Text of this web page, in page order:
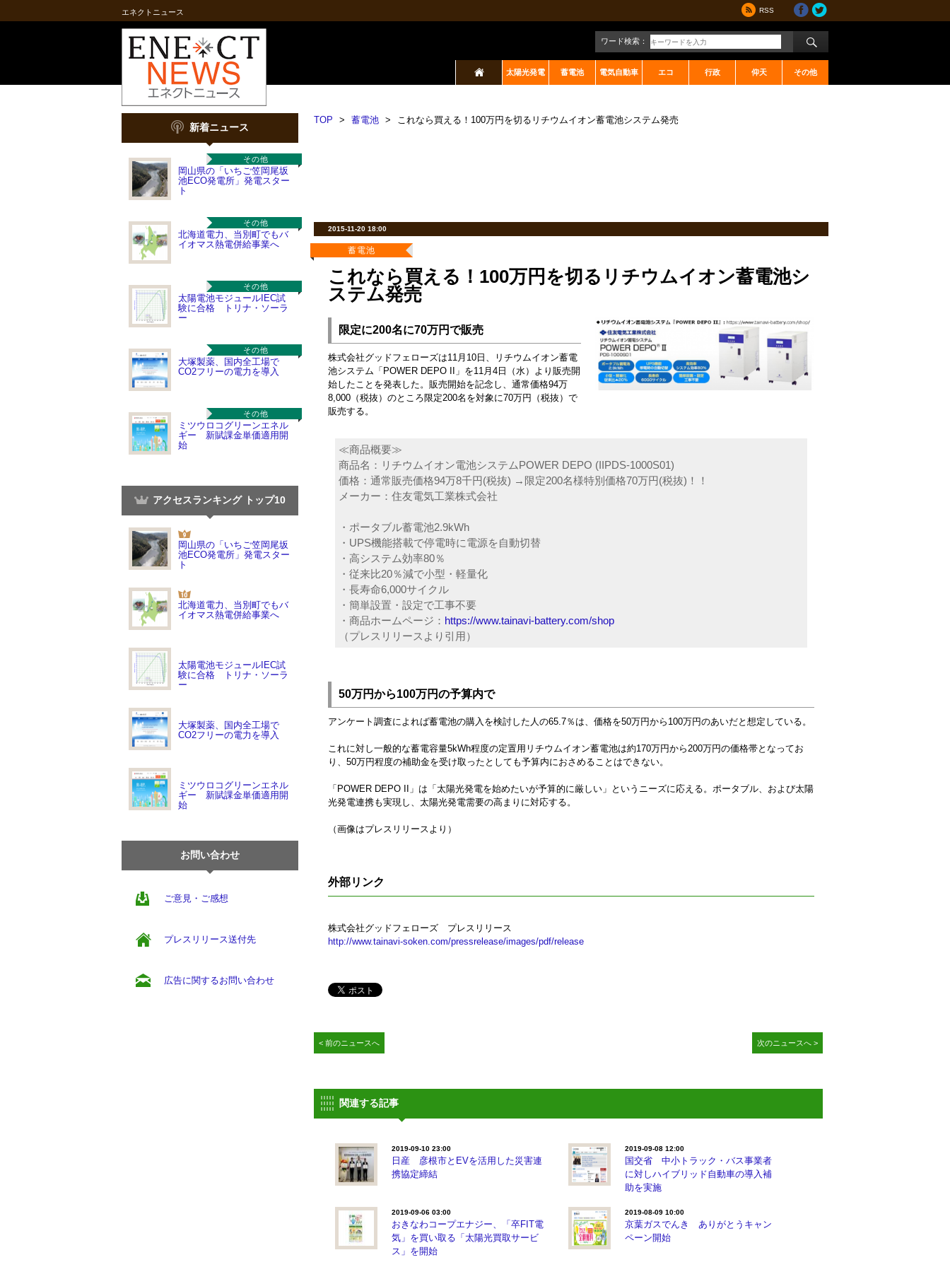
エネクトニュース RSS
ワード検索：
太陽光発電 蓄電池 電気自動車 エコ 行政 仰天 その他
新着ニュース
その他
岡山県の「いちご笠岡尾坂
池ECO発電所」発電スター
ト
その他
北海道電力、当別町でもバ
イオマス熱電併給事業へ
その他
太陽電池モジュールIEC試
験に合格 トリナ・ソーラ
ー
その他
大塚製薬、国内全工場で
CO2フリーの電力を導入
その他
ミツウロコグリーンエネル
ギー 新賦課金単価適用開
始
アクセスランキング トップ10
岡山県の「いちご笠岡尾坂
池ECO発電所」発電スター
ト
北海道電力、当別町でもバ
イオマス熱電併給事業へ
太陽電池モジュールIEC試
験に合格 トリナ・ソーラ
ー
大塚製薬、国内全工場で
CO2フリーの電力を導入
ミツウロコグリーンエネル
ギー 新賦課金単価適用開
始
お問い合わせ
ご意見・ご感想
プレスリリース送付先
広告に関するお問い合わせ
TOP > 蓄電池 > これなら買える！100万円を切るリチウムイオン蓄電池システム発売
2015-11-20 18:00
蓄電池
これなら買える！100万円を切るリチウムイオン蓄電池シ
ステム発売
限定に200名に70万円で販売
株式会社グッドフェローズは11月10日、リチウムイオン蓄電
池システム「POWER DEPO II」を11月4日（水）より販売開
始したことを発表した。販売開始を記念し、通常価格94万
8,000（税抜）のところ限定200名を対象に70万円（税抜）で
販売する。
≪商品概要≫
商品名：リチウムイオン電池システムPOWER DEPO (IIPDS-1000S01)
価格：通常販売価格94万8千円(税抜) →限定200名様特別価格70万円(税抜)！！
メーカー：住友電気工業株式会社
・ポータブル蓄電池2.9kWh
・UPS機能搭載で停電時に電源を自動切替
・高システム効率80％
・従来比20％減で小型・軽量化
・長寿命6,000サイクル
・簡単設置・設定で工事不要
・商品ホームページ： https://www.tainavi-battery.com/shop
（プレスリリースより引用）
50万円から100万円の予算内で
アンケート調査によれば蓄電池の購入を検討した人の65.7％は、価格を50万円から100万円のあいだと想定している。
これに対し一般的な蓄電容量5kWh程度の定置用リチウムイオン蓄電池は約170万円から200万円の価格帯となってお
り、50万円程度の補助金を受け取ったとしても予算内におさめることはできない。
「POWER DEPO II」は「太陽光発電を始めたいが予算的に厳しい」というニーズに応える。ポータブル、および太陽
光発電連携も実現し、太陽光発電需要の高まりに対応する。
（画像はプレスリリースより）
外部リンク
株式会社グッドフェローズ プレスリリース
http://www.tainavi-soken.com/pressrelease/images/pdf/release
< 前のニュースへ 次のニュースへ >
関連する記事
2019-09-10 23:00
日産 彦根市とEVを活用した災害連
携協定締結
2019-09-08 12:00
国交省 中小トラック・バス事業者
に対しハイブリッド自動車の導入補
助を実施
2019-09-06 03:00
おきなわコープエナジー、「卒FIT電
気」を買い取る「太陽光買取サービ
ス」を開始
2019-08-09 10:00
京葉ガスでんき ありがとうキャン
ペーン開始